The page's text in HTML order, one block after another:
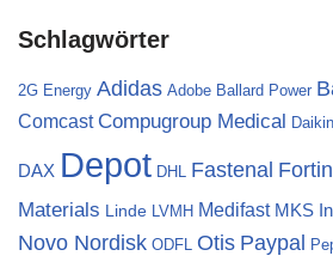
Schlagwörter
2G Energy Adidas Adobe Ballard Power
Comcast Compugroup Medical
DAX Depot DHL Fastenal
Materials Linde LVMH Medifast MKS
Novo Nordisk ODFL Otis Paypal